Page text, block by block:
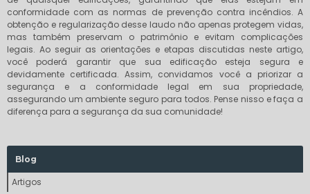
conformidade com as normas de prevenção contra incêndios. A
obtenção e regularização desse laudo não apenas protegem vidas,
mas também preservam o patrimônio e evitam complicações
legais. Ao seguir as orientações e etapas discutidas neste artigo,
você poderá garantir que sua edificação esteja segura e
devidamente certificada. Assim, convidamos você a priorizar a
segurança e a conformidade legal em sua propriedade,
assegurando um ambiente seguro para todos. Pense nisso e faça a
diferença para a segurança da sua comunidade!
Blog
Artigos